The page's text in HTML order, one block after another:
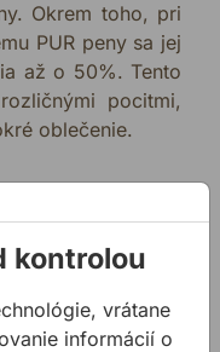
Okrem toho, pri
PUR peny sa jej
až o 50%. Tento
pocitmi,
oblečenie.
kontrolou
vrátane
informácií o